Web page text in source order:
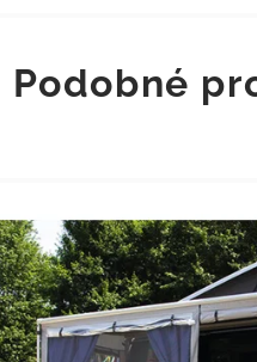
Podobné